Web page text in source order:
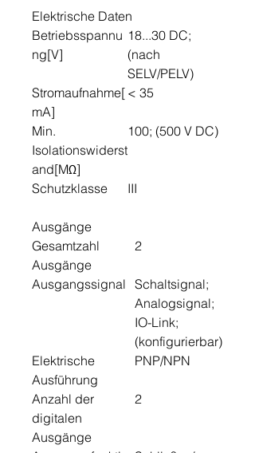
Elektrische Daten
Betriebsspannu
ng[V]
18...30 DC;
(nach
SELV/PELV)
Stromaufnahme[
mA]
< 35
Min.
Isolationswiderst
and[MΩ]
100; (500 V DC)
Schutzklasse III
Ausgänge
Gesamtzahl
Ausgänge
2
Ausgangssignal Schaltsignal;
Analogsignal;
IO-Link;
(konfigurierbar)
Elektrische
Ausführung
PNP/NPN
Anzahl der
digitalen
Ausgänge
2